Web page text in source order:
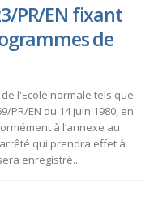
PR/EN fixant
de
l'Ecole normale tels que
PR/EN du 14 juin 1980, en
à l’annexe au
qui prendra effet à
enregistré...